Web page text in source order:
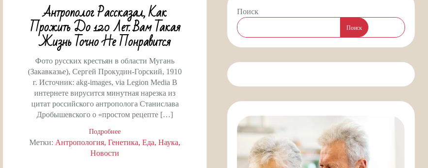
Антрополог Рассказал, Как
Прожить До 120 Лет. Вам Такая
Жизнь Точно Не Понравится
Фото русских крестьян в области Мугань
(Закавказье), Сергей Прокудин-Горский, 1910
г. Источник: akg-images, via Legion Media В
интернете вирусится минутная нарезка из
цитат российского антрополога Станислава
Дробышевского о «простом рецепте […]
Подробнее
Метки: Антропология Генетика Еда Наука
Новости
Поиск
Поиск